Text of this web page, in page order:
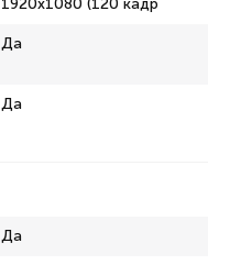
1920x1080 (120 кадр
Да
Да
Да